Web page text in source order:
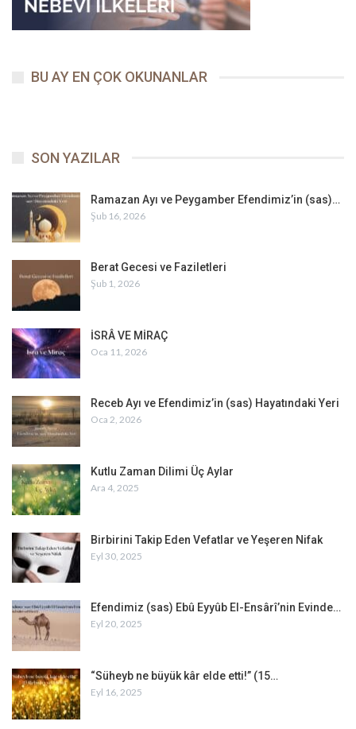
BU AY EN ÇOK OKUNANLAR
SON YAZILAR
Ramazan Ayı ve Peygamber Efendimiz’in (sas)…
Şub 16, 2026
Berat Gecesi ve Faziletleri
Şub 1, 2026
İSRÂ VE MİRAÇ
Oca 11, 2026
Receb Ayı ve Efendimiz’in (sas) Hayatındaki Yeri
Oca 2, 2026
Kutlu Zaman Dilimi Üç Aylar
Ara 4, 2025
Birbirini Takip Eden Vefatlar ve Yeşeren Nifak
Eyl 30, 2025
Efendimiz (sas) Ebû Eyyûb El-Ensârî’nin Evinde…
Eyl 20, 2025
“Süheyb ne büyük kâr elde etti!” (15…
Eyl 16, 2025